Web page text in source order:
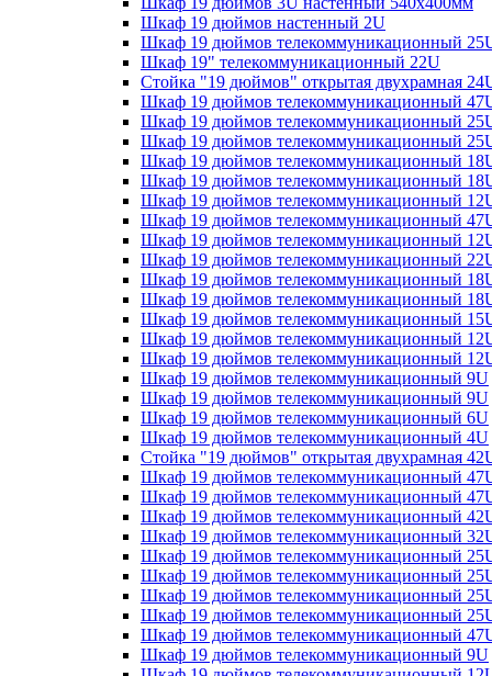
Шкаф 19 дюймов настенный 2U
Шкаф 19 дюймов телекоммуникационный
Шкаф 19" телекоммуникационный 22U
Стойка "19 дюймов" открытая двухрамная
Шкаф 19 дюймов телекоммуникационный
Шкаф 19 дюймов телекоммуникационный
Шкаф 19 дюймов телекоммуникационный
Шкаф 19 дюймов телекоммуникационный
Шкаф 19 дюймов телекоммуникационный
Шкаф 19 дюймов телекоммуникационный
Шкаф 19 дюймов телекоммуникационный
Шкаф 19 дюймов телекоммуникационный
Шкаф 19 дюймов телекоммуникационный
Шкаф 19 дюймов телекоммуникационный
Шкаф 19 дюймов телекоммуникационный
Шкаф 19 дюймов телекоммуникационный
Шкаф 19 дюймов телекоммуникационный
Шкаф 19 дюймов телекоммуникационный
Шкаф 19 дюймов телекоммуникационный 9U
Шкаф 19 дюймов телекоммуникационный 9U
Шкаф 19 дюймов телекоммуникационный 6U
Шкаф 19 дюймов телекоммуникационный 4U
Стойка "19 дюймов" открытая двухрамная
Шкаф 19 дюймов телекоммуникационный
Шкаф 19 дюймов телекоммуникационный
Шкаф 19 дюймов телекоммуникационный
Шкаф 19 дюймов телекоммуникационный
Шкаф 19 дюймов телекоммуникационный
Шкаф 19 дюймов телекоммуникационный
Шкаф 19 дюймов телекоммуникационный
Шкаф 19 дюймов телекоммуникационный
Шкаф 19 дюймов телекоммуникационный
Шкаф 19 дюймов телекоммуникационный 9U